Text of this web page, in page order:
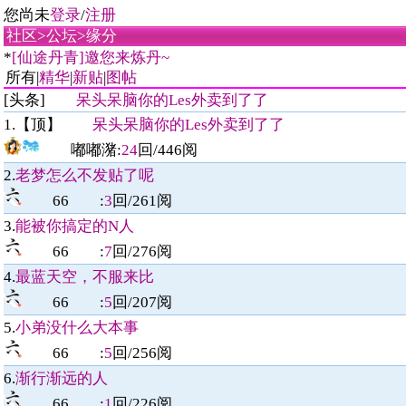
您尚未登录/注册
社区>公坛>缘分
*[仙途丹青]邀您来炼丹~
所有|精华|新贴|图帖
[头条] 呆头呆脑你的Les外卖到了了
1.【顶】
呆头呆脑你的Les外卖到了了
嘟嘟潴:24回/446阅
2.老梦怎么不发贴了呢
66 :3回/261阅
3.能被你搞定的N人
66 :7回/276阅
4.最蓝天空，不服来比
66 :5回/207阅
5.小弟没什么大本事
66 :5回/256阅
6.渐行渐远的人